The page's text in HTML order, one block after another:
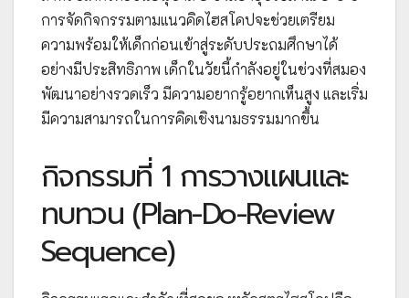
การจัดกิจกรรมตามแนวคิดไฮสโคปจะช่วยเตรียม
ความพร้อมให้เด็กก่อนเข้าสู่ระดับประถมศึกษาได้
อย่างมีประสิทธิภาพ เด็กในวัยนี้กำลังอยู่ในช่วงที่สมอง
พัฒนาอย่างรวดเร็ว มีความอยากรู้อยากเห็นสูง และเริ่ม
มีความสามารถในการคิดเชิงนามธรรมมากขึ้น
กิจกรรมที่ 1 การวางแผนและ
ทบทวน (Plan-Do-Review
Sequence)